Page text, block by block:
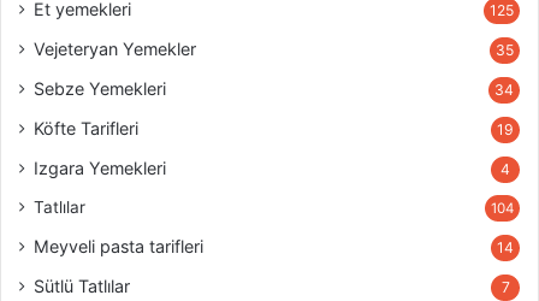
Et yemekleri 125
Vejeteryan Yemekler 35
Sebze Yemekleri 34
Köfte Tarifleri 19
Izgara Yemekleri 4
Tatlılar 104
Meyveli pasta tarifleri 14
Sütlü Tatlılar 7